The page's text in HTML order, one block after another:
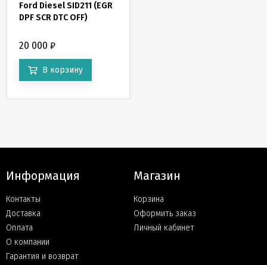
Ford Diesel SID211 (EGR
DPF SCR DTC OFF)
20 000 ₽
В корзину
Информация
Контакты
Доставка
Оплата
О компании
Гарантия и возврат
Магазин
Корзина
Оформить заказ
Личный кабинет